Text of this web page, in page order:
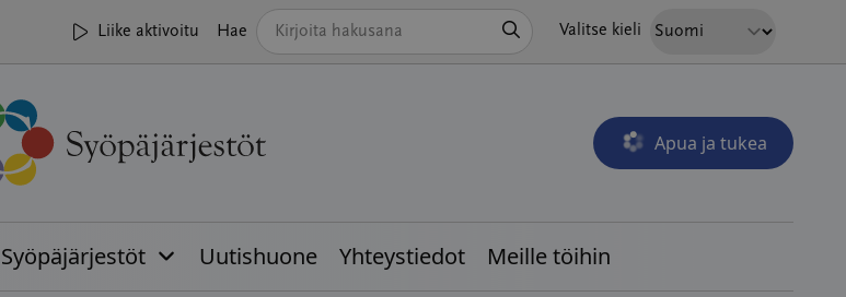
Liike aktivoitu Hae Valitse kieli
Apua ja tukea
Avautuu uudessa
Syöpäjärjestöt Uutishuone Yhteystiedot Meille töihin